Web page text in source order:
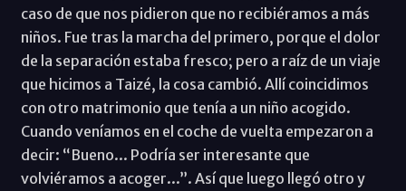
caso de que nos pidieron que no recibiéramos a más
niños. Fue tras la marcha del primero, porque el dolor
de la separación estaba fresco; pero a raíz de un viaje
que hicimos a Taizé, la cosa cambió. Allí coincidimos
con otro matrimonio que tenía a un niño acogido.
Cuando veníamos en el coche de vuelta empezaron a
decir: “Bueno... Podría ser interesante que
volviéramos a acoger...”. Así que luego llegó otro y